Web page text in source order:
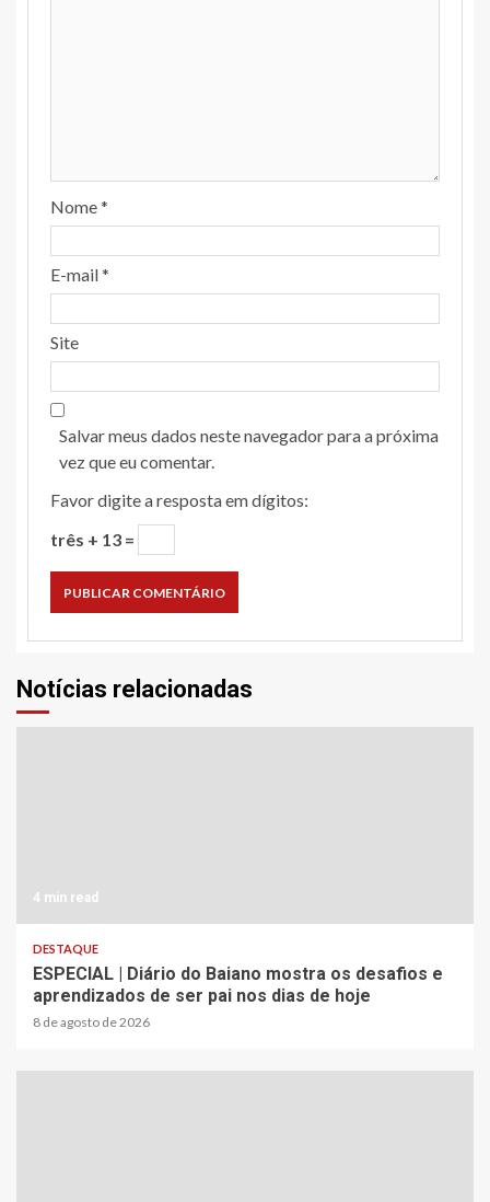
Nome*
E-mail*
Site
Salvar meus dados neste navegador para a próxima
vez que eu comentar.
Favor digite a resposta em dígitos:
três + 13 =
Notícias relacionadas
4 min read
DESTAQUE
ESPECIAL | Diário do Baiano mostra os desafios e
aprendizados de ser pai nos dias de hoje
8 de agosto de 2026